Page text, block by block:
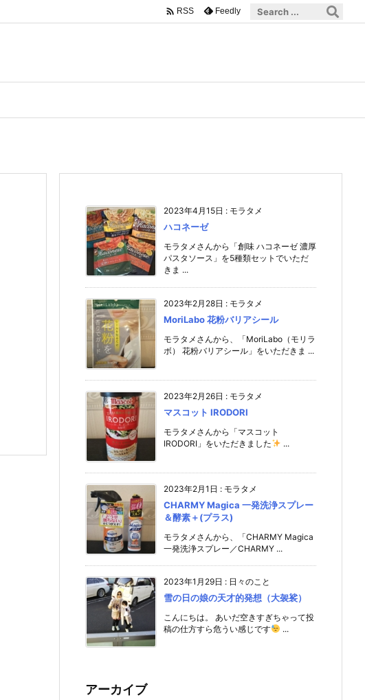
 RSS Feedly
2023年4月15日 : モラタメ
ハコネーゼ
モラタメさんから「創味 ハコネーゼ 濃厚
パスタソース」を5種類セットでいただ
きま ...
2023年2月28日 : モラタメ
MoriLabo 花粉バリアシール
モラタメさんから、「MoriLabo（モリラ
ボ） 花粉バリアシール」をいただきま ...
2023年2月26日 : モラタメ
マスコット IRODORI
モラタメさんから「マスコット
IRODORI」をいただきました
...
2023年2月1日 : モラタメ
CHARMY Magica 一発洗浄スプレー
＆酵素＋(プラス)
モラタメさんから、「CHARMY Magica
一発洗浄スプレー／CHARMY ...
2023年1月29日 : 日々のこと
雪の日の娘の天才的発想（大袈裟）
こんにちは。 あいだ空きすぎちゃって投
稿の仕方すら危うい感じです
...
アーカイブ